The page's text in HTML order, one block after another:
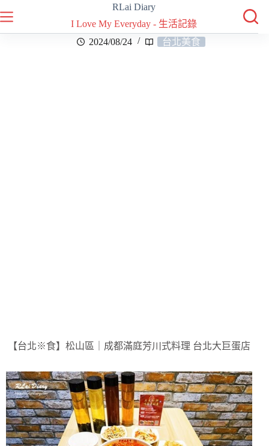
RLai Diary
I Love My Everyday - 生活記錄
2024/08/24
台北美食
【台北※食】松山區｜成都滿庭芳川式料理 台北大巨蛋店